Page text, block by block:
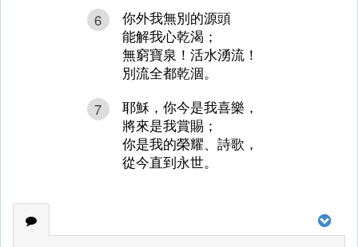
6
你外我無別的源頭
能解我心乾渴；
無窮寶泉！活水湧流！
別流全都乾涸。
7
耶穌，你今是我喜樂，
將來是我賞賜；
你是我的榮耀、詩歌，
從今直到永世。